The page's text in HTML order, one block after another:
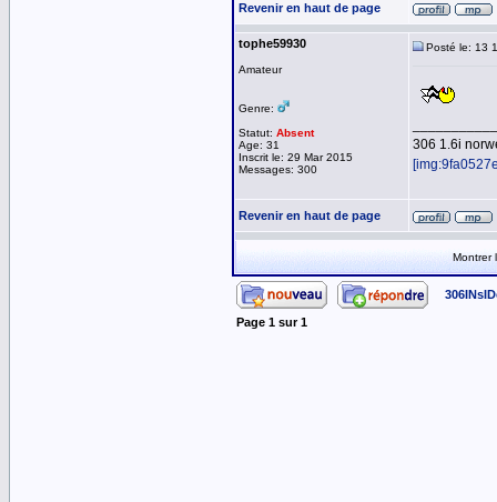
Revenir en haut de page
tophe59930
Amateur
Genre:
Statut: Absent
Age: 31
Inscrit le: 29 Mar 2015
Messages: 300
Posté le: 13
306 1.6i
Revenir en haut de page
Montrer
Page 1 sur1